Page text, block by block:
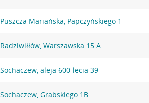
Puszcza Mariańska, Papczyńskiego 1
Radziwiłłów, Warszawska 15 A
Sochaczew, aleja 600-lecia 39
Sochaczew, Grabskiego 1B